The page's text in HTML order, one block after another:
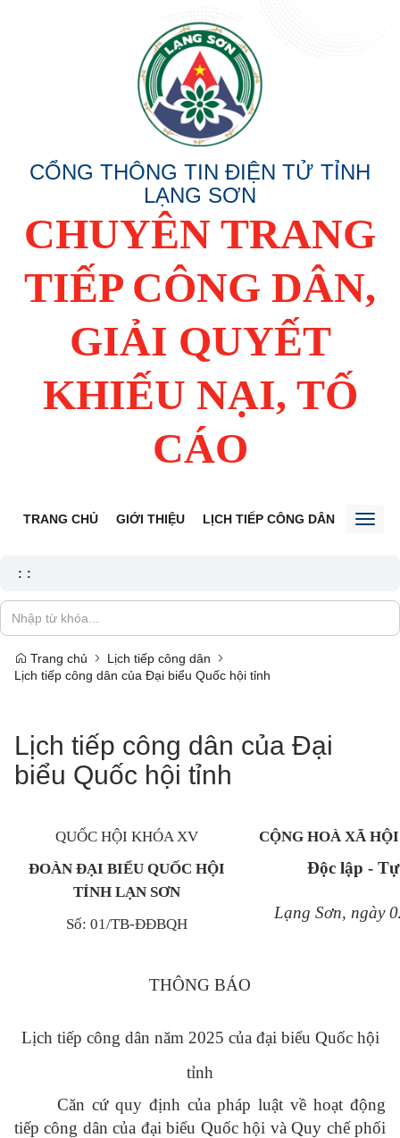
CỔNG THÔNG TIN ĐIỆN TỬ TỈNH
LẠNG SƠN
CHUYÊN TRANG
TIẾP CÔNG DÂN,
GIẢI QUYẾT
KHIẾU NẠI, TỐ
CÁO
TRANG CHỦ GIỚI THIỆU LỊCH TIẾP CÔNG DÂN TIN
: :
Trang chủ
Lịch tiếp công dân
Lịch tiếp công dân của Đại biểu Quốc hội tỉnh
Lịch tiếp công dân của Đại
biểu Quốc hội tỉnh
QUỐC HỘI KHÓA XV
ĐOÀN ĐẠI BIỂU QUỐC HỘI
TỈNH LẠN SƠN
Số: 01/TB-ĐĐBQH
CỘNG HOÀ XÃ
Độc lập -
Lạng Sơn, ngày
THÔNG BÁO
Lịch tiếp công dân năm 2025 của đại biểu Quốc hội
tỉnh
Căn cứ quy định của pháp luật về hoạt động
tiếp công dân của đại biểu Quốc hội và Quy chế phối